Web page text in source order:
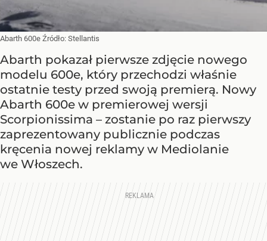
Abarth 600e Źródło: Stellantis
Abarth pokazał pierwsze zdjęcie nowego
modelu 600e, który przechodzi właśnie
ostatnie testy przed swoją premierą. Nowy
Abarth 600e w premierowej wersji
Scorpionissima – zostanie po raz pierwszy
zaprezentowany publicznie podczas
kręcenia nowej reklamy w Mediolanie
we Włoszech.